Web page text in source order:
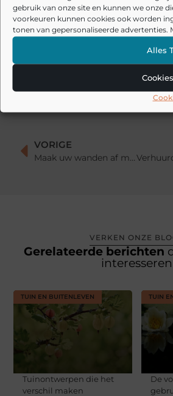
gebruik van onze site en kunnen we onze
voorkeuren kunnen cookies ook worden
tonen van gepersonaliseerde advertenties.
Alles
Veelgemaakte fouten bij akoestiek in
soms tegenvallen
Akoestische panelen combineren met
VORIGE
Maak uw wanden af met stukadoor Zoetermeer
VERKEN ONZE
Gerelateerde berichten
interesseren
TUIN EN BUITENLEVEN
Tuinontwerpen die het
verschil maken
TUIN
De